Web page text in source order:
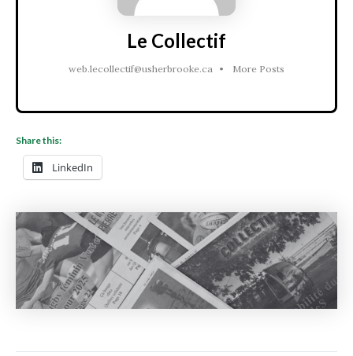
Le Collectif
web.lecollectif@usherbrooke.ca • More Posts
Share this:
LinkedIn